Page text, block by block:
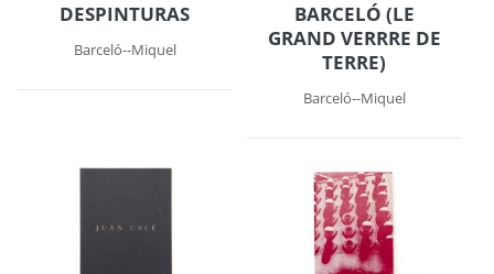
DESPINTURAS
Barceló--Miquel
BARCELÓ (LE
GRAND VERRRE DE
TERRE)
Barceló--Miquel